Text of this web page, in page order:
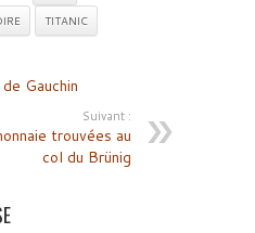
TITANIC
Gauchin
Suivant :
trouvées au
col du Brünig